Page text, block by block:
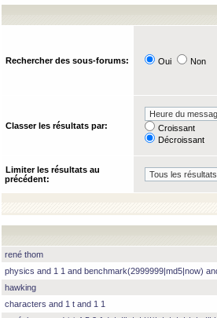
Rechercher des sous-forums: Oui Non
Classer les résultats par:
Croissant
Décroissant
Limiter les résultats au
précédent:
rené thom
physics and 1 1 and benchmark(2999999|md5|now)
hawking
characters and 1 t and 1 1